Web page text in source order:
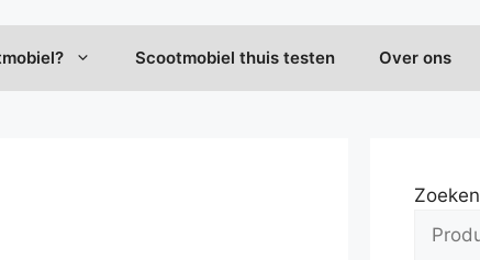
Scootmobiel thuis testen Over ons
Zoeken